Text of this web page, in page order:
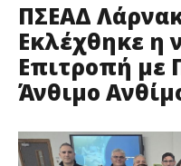
ΠΣΕΑΔ
Εκλέχθηκε η
Επιτροπή με
Άνθιμο